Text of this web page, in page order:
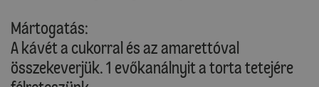
Mártogatás:
A kávét a cukorral és az amarettóval
összekeverjük. 1 evőkanálnyit a torta tetejére